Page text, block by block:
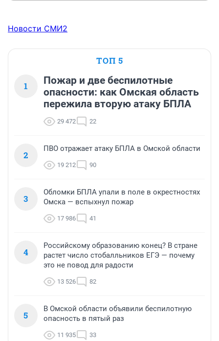
Новости СМИ2
ТОП 5
1
Пожар и две беспилотные
опасности: как Омская область
пережила вторую атаку БПЛА
29 472 22
2
ПВО отражает атаку БПЛА в Омской области
19 212 90
3
Обломки БПЛА упали в поле в окрестностях
Омска — вспыхнул пожар
17 986 41
4
Российскому образованию конец? В стране
растет число стобалльников ЕГЭ — почему
это не повод для радости
13 526 82
5
В Омской области объявили беспилотную
опасность в пятый раз
11 935 33